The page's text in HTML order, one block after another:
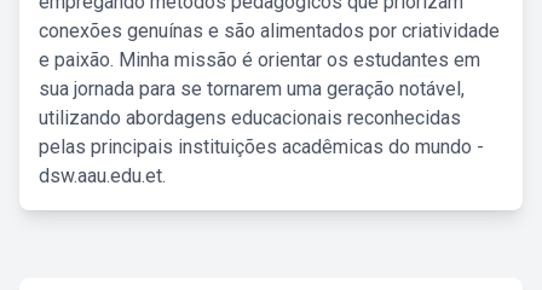
conexões genuínas e são alimentados por criatividade
e paixão. Minha missão é orientar os estudantes em
sua jornada para se tornarem uma geração notável,
utilizando abordagens educacionais reconhecidas
pelas principais instituições acadêmicas do mundo -
dsw.aau.edu.et.